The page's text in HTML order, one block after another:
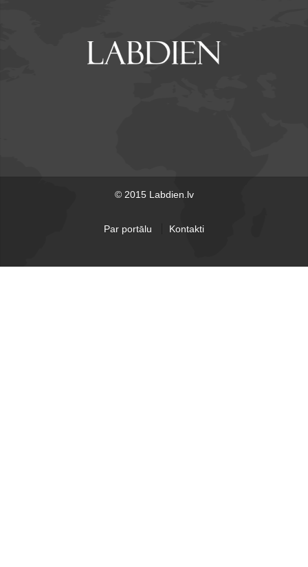
© 2015 Labdien.lv
Par portālu Kontakti